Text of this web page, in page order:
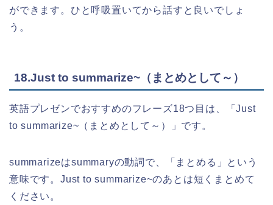
ができます。ひと呼吸置いてから話すと良いでしょ
う。
18.Just to summarize~（まとめとして～）
英語プレゼンでおすすめのフレーズ18つ目は、「Just
to summarize~（まとめとして～）」です。
summarizeはsummaryの動詞で、「まとめる」という
意味です。Just to summarize~のあとは短くまとめて
ください。